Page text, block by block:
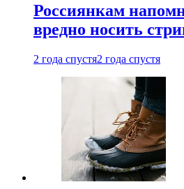
Россиянкам
вредно носить
2 года спустя2 года спустя